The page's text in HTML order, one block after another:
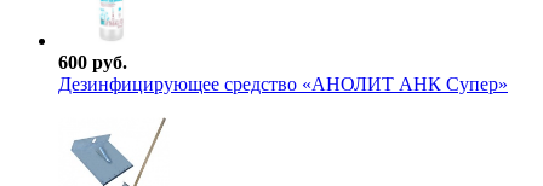
600 руб.
Дезинфицирующее средство «АНОЛИТ АНК Супер»